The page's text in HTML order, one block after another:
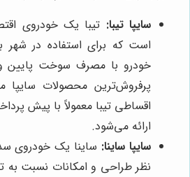
سایپا تیبا: تیبا یک خودروی
است که برای استفاده در
خودرو با مصرف سوخت پایین
پرفروش‌ترین محصولات
اقساطی تیبا معمولاً با پیش
ارائه می‌شود.
سایپا ساینا: ساینا یک خودروی
نظر طراحی و امکانات نسبت به